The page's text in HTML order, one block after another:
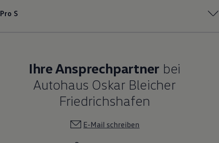
Pro S
Ihre Ansprechpartner bei
Autohaus Oskar Bleicher
Friedrichshafen
E-Mail schreiben